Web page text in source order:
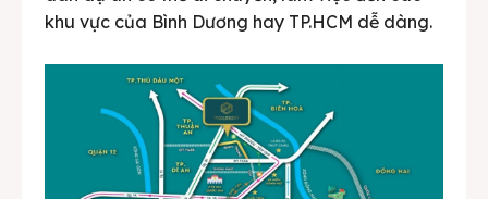
khu vực của Bình Dương hay TP.HCM dễ dàng.